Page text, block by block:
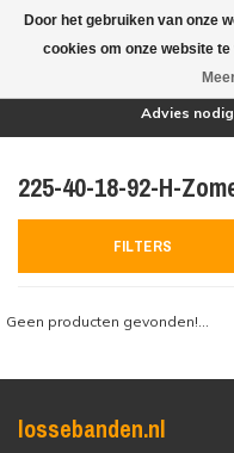
Advies
225-40-18-92-H-
FILTERS
Geen producten gevonden!...
lossebanden.nl
Door het gebruiken van onze
cookies om onze website